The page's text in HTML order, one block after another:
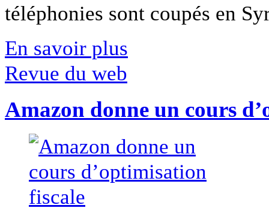
téléphonies sont coupés en
En savoir plus
Revue du web
Amazon donne un cours